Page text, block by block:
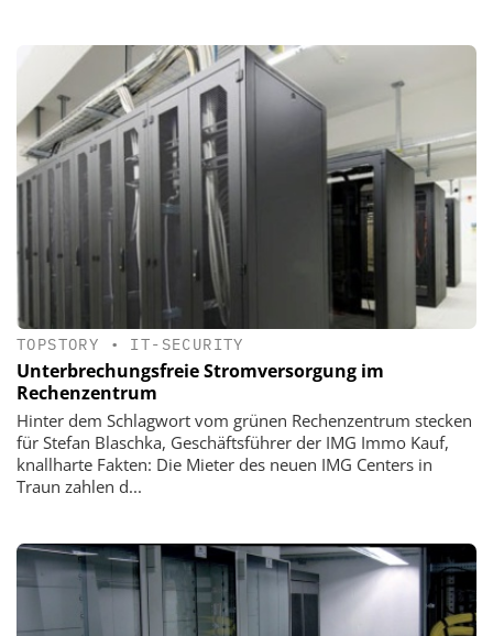
TOPSTORY • IT-SECURITY
Unterbrechungsfreie Stromversorgung im
Rechenzentrum
Hinter dem Schlagwort vom grünen Rechenzentrum stecken
für Stefan Blaschka, Geschäftsführer der IMG Immo Kauf,
knallharte Fakten: Die Mieter des neuen IMG Centers in
Traun zahlen d...